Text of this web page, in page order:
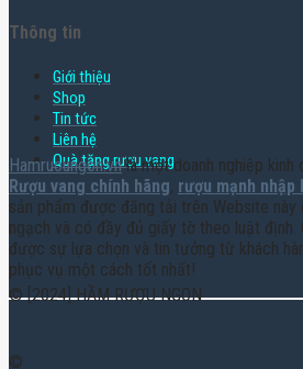
Thông tin
Giới thiệu
Shop
Tin tức
Liên hệ
Quà tặng rượu vang
Hamruoungon.vnlà một doanh nghiệp kinh
Rượu vang chính hãng, rượu mạnh nhập
sản phẩm được đăng tải trên Website này
ngạch và có đầy đủ giấy tờ theo luật định.
được sự lựa chọn và tin tưởng từ khách
phục vụ một cách tốt nhất!
© [2024] HẦM RƯỢU NGON
©